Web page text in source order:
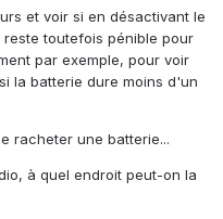
et voir si en désactivant le
toutefois pénible pour
par exemple, pour voir
la batterie dure moins d'un
racheter une batterie...
à quel endroit peut-on la